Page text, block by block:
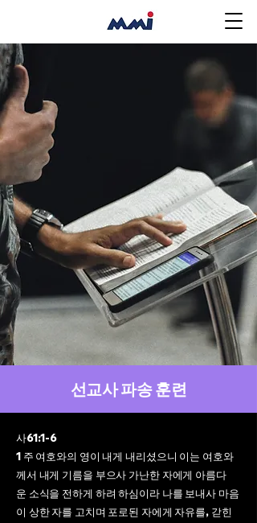
선교사 파송 훈련
사61:1-6
1 주 여호와의 영이 내게 내리셨으니 이는 여호와
께서 내게 기름을 부으사 가난한 자에게 아름다
운 소식을 전하게 하려 하심이라 나를 보내사 마음
이 상한 자를 고치며 포로된 자에게 자유를, 갇힌